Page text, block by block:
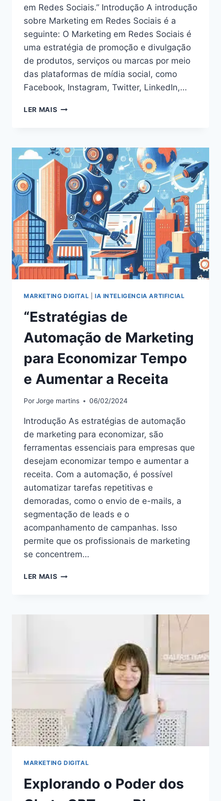
em Redes Sociais.” Introdução A introdução
sobre Marketing em Redes Sociais é a
seguinte: O Marketing em Redes Sociais é
uma estratégia de promoção e divulgação
de produtos, serviços ou marcas por meio
das plataformas de mídia social, como
Facebook, Instagram, Twitter, LinkedIn,…
LER MAIS DOMINE
REDES
SOCIAIS
EM
2024:
ESTRATÉGIAS
COMPROVADAS
PARA
SUCESSO
MARKETING DIGITAL IA INTELIGENCIA ARTIFICIAL
“Estratégias de
Automação de Marketing
para Economizar Tempo
e Aumentar a Receita
PorJorge martins 06/02/2024
Introdução As estratégias de automação
de marketing para economizar, são
ferramentas essenciais para empresas que
desejam economizar tempo e aumentar a
receita. Com a automação, é possível
automatizar tarefas repetitivas e
demoradas, como o envio de e-mails, a
segmentação de leads e o
acompanhamento de campanhas. Isso
permite que os profissionais de marketing
se concentrem…
LER MAIS “ESTRATÉGIAS
RECEITA
MARKETING DIGITAL
Explorando o Poder dos